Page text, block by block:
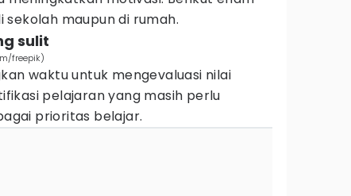
sekolah maupun di rumah.
sulit
freepik)
waktu untuk mengevaluasi nilai
pelajaran yang masih perlu
prioritas belajar.